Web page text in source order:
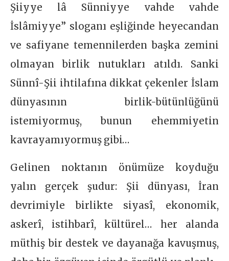
Şiiyye lâ Sünniyye vahde vahde
İslâmiyye” sloganı eşliğinde heyecandan
ve safiyane temennilerden başka zemini
olmayan birlik nutukları atıldı. Sanki
Sünnî-Şii ihtilafına dikkat çekenler İslam
dünyasının birlik-bütünlüğünü
istemiyormuş, bunun ehemmiyetin
kavrayamıyormuş gibi…
Gelinen noktanın önümüze koyduğu
yalın gerçek şudur: Şii dünyası, İran
devrimiyle birlikte siyasî, ekonomik,
askerî, istihbarî, kültürel… her alanda
müthiş bir destek ve dayanağa kavuşmuş,